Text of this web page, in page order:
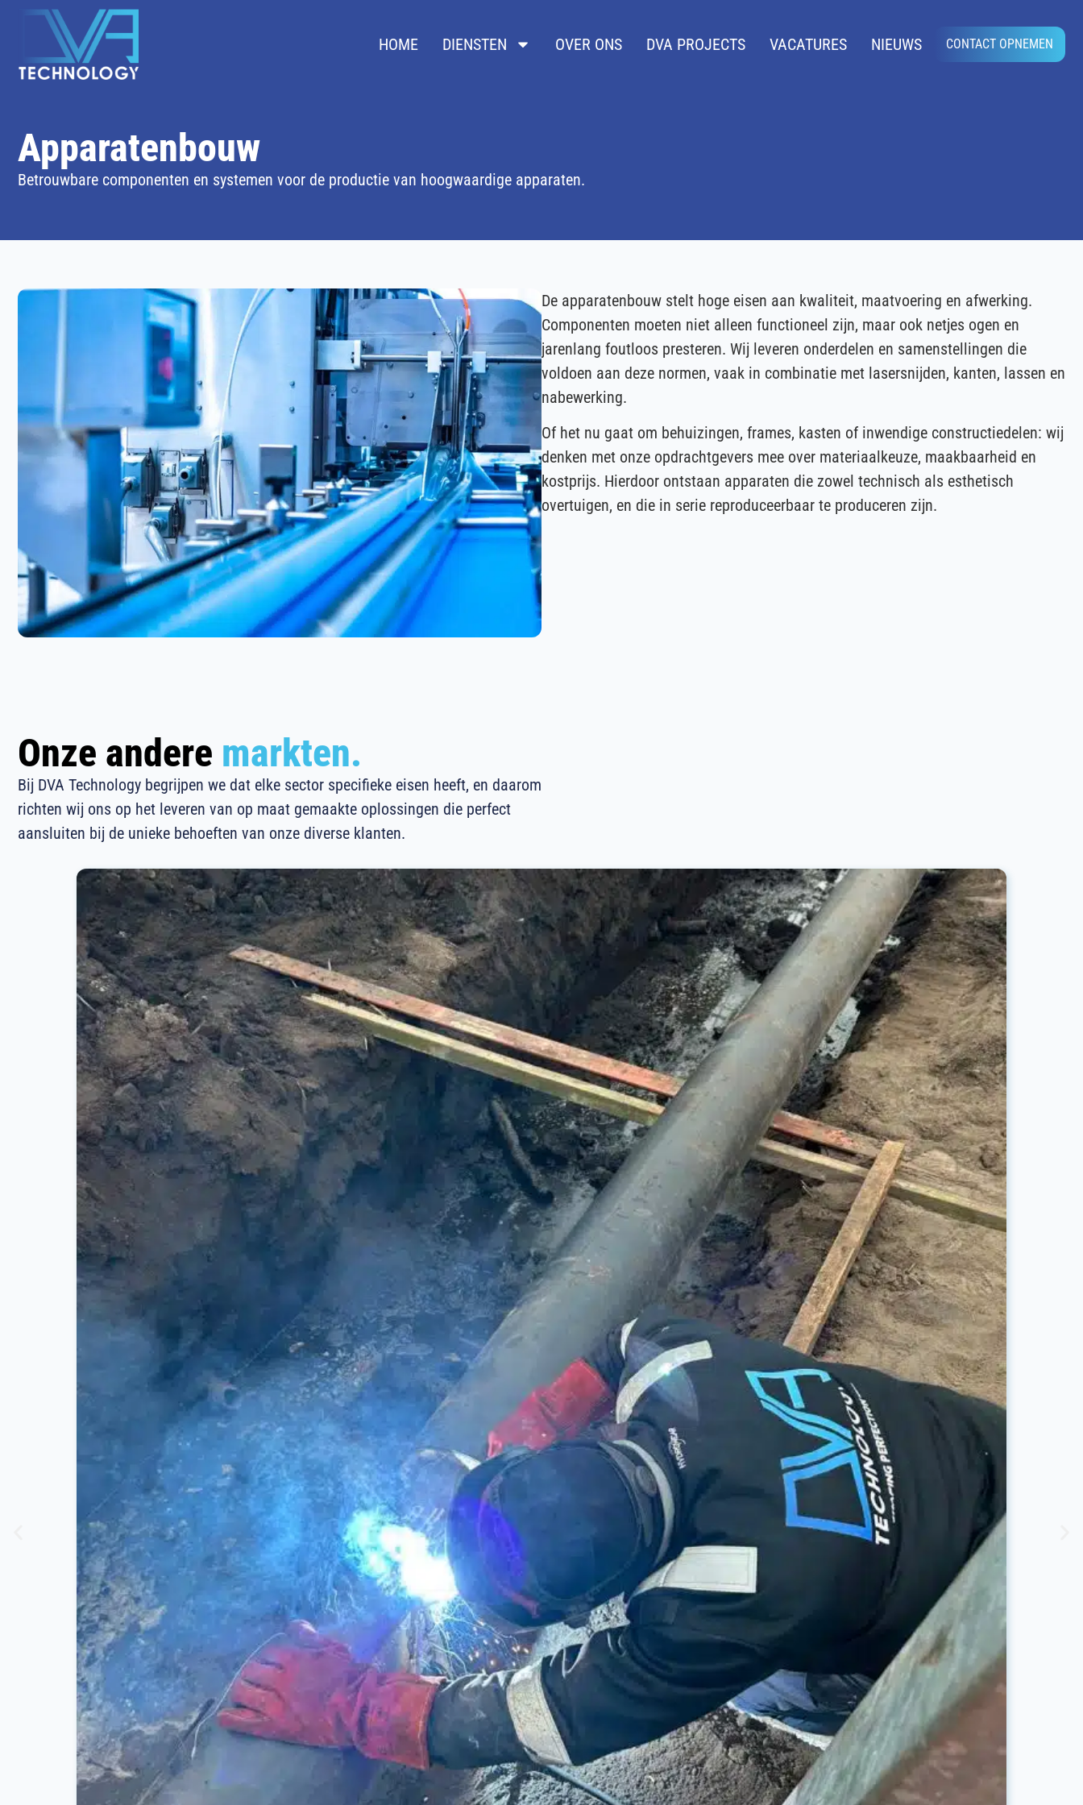
HOME DIENSTEN OVER ONS DVA PROJECTS VACATURES NIEUWS CONTACT OPNEMEN
Apparatenbouw
Betrouwbare componenten en systemen voor de productie van hoogwaardige apparaten.
De apparatenbouw stelt hoge eisen aan kwaliteit, maatvoering en afwerking.
Componenten moeten niet alleen functioneel zijn, maar ook netjes ogen en
jarenlang foutloos presteren. Wij leveren onderdelen en samenstellingen die
voldoen aan deze normen, vaak in combinatie met lasersnijden, kanten, lassen en
nabewerking.
Of het nu gaat om behuizingen, frames, kasten of inwendige constructiedelen: wij
denken met onze opdrachtgevers mee over materiaalkeuze, maakbaarheid en
kostprijs. Hierdoor ontstaan apparaten die zowel technisch als esthetisch
overtuigen, en die in serie reproduceerbaar te produceren zijn.
Onze andere markten.
Bij DVA Technology begrijpen we dat elke sector specifieke eisen heeft, en daarom
richten wij ons op het leveren van op maat gemaakte oplossingen die perfect
aansluiten bij de unieke behoeften van onze diverse klanten.